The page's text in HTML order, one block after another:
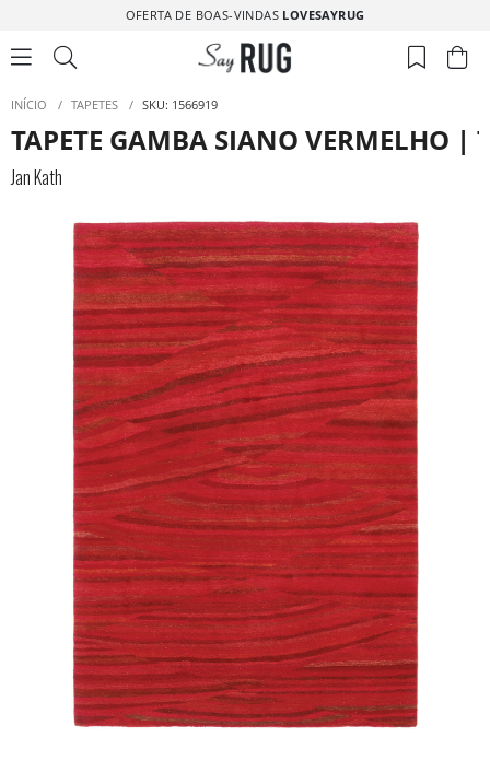
OFERTA DE BOAS-VINDAS LOVESAYRUG
INÍCIO / TAPETES / SKU: 1566919
TAPETE GAMBA SIANO VERMELHO
Jan Kath